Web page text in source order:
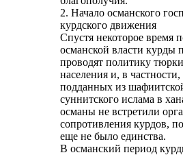
2. Начало османского
курдского движения
Спустя некоторое время
османской власти курды
проводят политику
населения и, в
подданных из
суннитского ислама в
османы не встретили
сопротивления курдов,
еще не было единства.
В османский период